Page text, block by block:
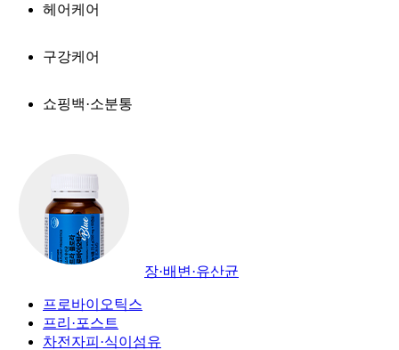
헤어케어
구강케어
쇼핑백·소분통
장·배변·유산균
프로바이오틱스
프리·포스트
차전자피·식이섬유